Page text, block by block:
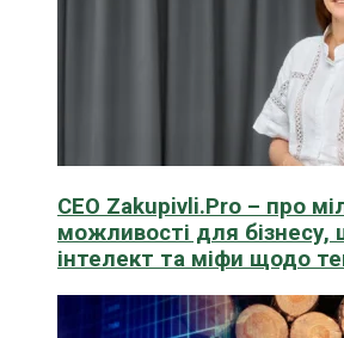
CEO Zakupivli.Pro – про
можливості для бізнесу,
інтелект та міфи щодо